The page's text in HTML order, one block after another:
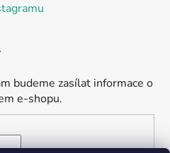
budeme zasílat informace o
e-shopu.